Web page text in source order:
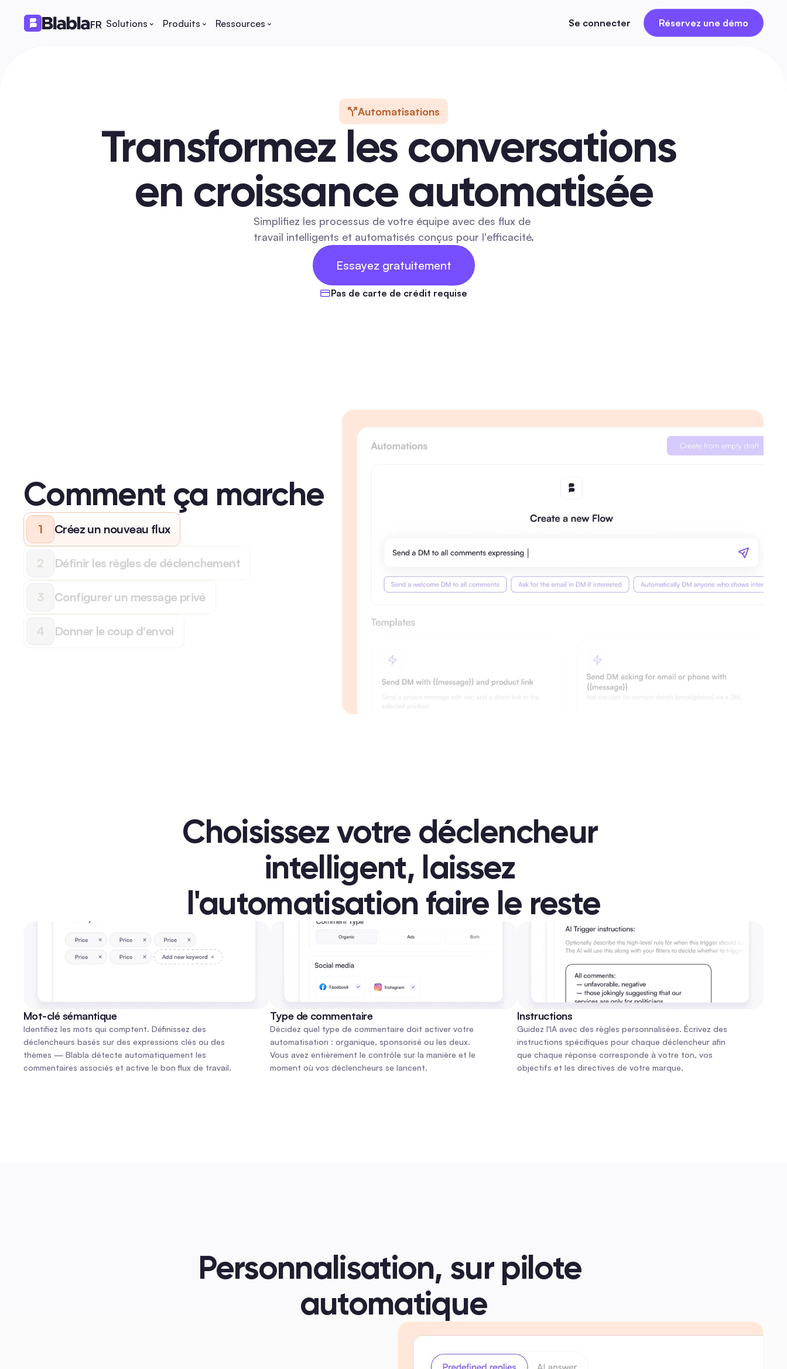
FR 🇫🇷 Français
Solutions Produits Ressources Se connecter Réservez une démo
Automatisations
Transformez les conversations
en croissance automatisée
Simplifiez les processus de votre équipe avec des flux de
travail intelligents et automatisés conçus pour l'efficacité.
Essayez gratuitement
14 JOURS
GRATUITS
Pas de carte de crédit requise
Comment ça marche
1 Créez un nouveau flux
2 Définir les règles de déclenchement
3 Configurer un message privé
4 Donner le coup d'envoi
Choisissez votre déclencheur
intelligent, laissez
l'automatisation faire le reste
Mot-clé sémantique
Identifiez les mots qui comptent. Définissez des
déclencheurs basés sur des expressions clés ou des
thèmes — Blabla détecte automatiquement les
commentaires associés et active le bon flux de travail.
Type de commentaire
Décidez quel type de commentaire doit activer votre
automatisation : organique, sponsorisé ou les deux.
Vous avez entièrement le contrôle sur la manière et le
moment où vos déclencheurs se lancent.
Instructions
Guidez l'IA avec des règles personnalisées. Écrivez des
instructions spécifiques pour chaque déclencheur afin
que chaque réponse corresponde à votre ton, vos
objectifs et les directives de votre marque.
Personnalisation, sur pilote
automatique